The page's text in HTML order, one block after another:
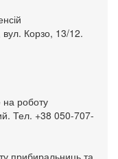
Корзо, 13/12.
на роботу
Тел. +38 050-707-